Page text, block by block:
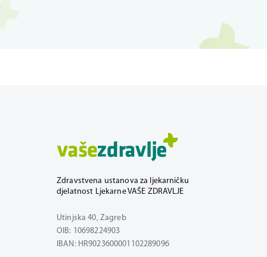
Zdravstvena ustanova za ljekarničku
djelatnost Ljekarne VAŠE ZDRAVLJE
Utinjska 40, Zagreb
OIB: 10698224903
IBAN: HR9023600001102289096